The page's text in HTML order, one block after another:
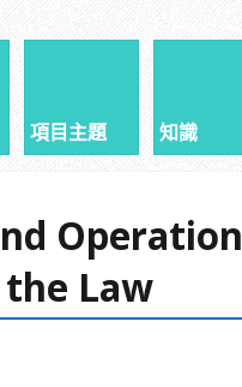
項目主題 知識
Operation
Law